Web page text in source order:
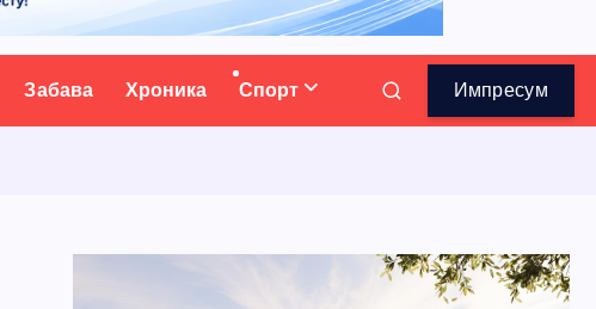
Забава Хроника Спорт Импресум